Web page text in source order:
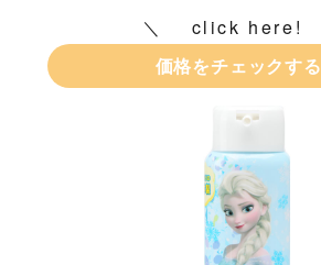
click here!
価格をチェックする